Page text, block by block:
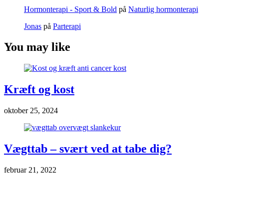
Hormonterapi - Sport & Bold på Naturlig hormonterapi
Jonas på Parterapi
You may like
Kræft og kost
oktober 25, 2024
Vægttab – svært ved at tabe dig?
februar 21, 2022